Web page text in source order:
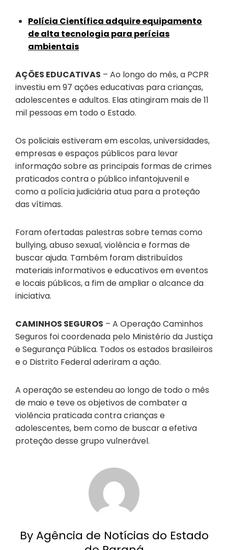
Polícia Científica adquire equipamento
de alta tecnologia para perícias
ambientais
AÇÕES EDUCATIVAS – Ao longo do mês, a PCPR
investiu em 97 ações educativas para crianças,
adolescentes e adultos. Elas atingiram mais de 11
mil pessoas em todo o Estado.
Os policiais estiveram em escolas, universidades,
empresas e espaços públicos para levar
informação sobre as principais formas de crimes
praticados contra o público infantojuvenil e
como a polícia judiciária atua para a proteção
das vítimas.
Foram ofertadas palestras sobre temas como
bullying, abuso sexual, violência e formas de
buscar ajuda. Também foram distribuídos
materiais informativos e educativos em eventos
e locais públicos, a fim de ampliar o alcance da
iniciativa.
CAMINHOS SEGUROS – A Operação Caminhos
Seguros foi coordenada pelo Ministério da Justiça
e Segurança Pública. Todos os estados brasileiros
e o Distrito Federal aderiram a ação.
A operação se estendeu ao longo de todo o mês
de maio e teve os objetivos de combater a
violência praticada contra crianças e
adolescentes, bem como de buscar a efetiva
proteção desse grupo vulnerável.
By Agência de Notícias do Estado